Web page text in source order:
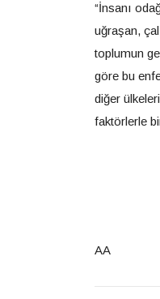
“İnsanı
uğraşan,
toplumun
göre bu
diğer
faktörlerle
AA